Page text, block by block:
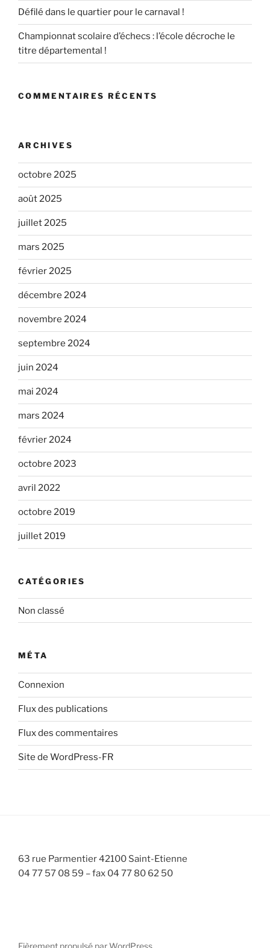
Défilé dans le quartier pour le carnaval !
Championnat scolaire d’échecs : l’école décroche le
titre départemental !
COMMENTAIRES RÉCENTS
ARCHIVES
octobre 2025
août 2025
juillet 2025
mars 2025
février 2025
décembre 2024
novembre 2024
septembre 2024
juin 2024
mai 2024
mars 2024
février 2024
octobre 2023
avril 2022
octobre 2019
juillet 2019
CATÉGORIES
Non classé
MÉTA
Connexion
Flux des publications
Flux des commentaires
Site de WordPress-FR
63 rue Parmentier 42100 Saint-Etienne
04 77 57 08 59 – fax 04 77 80 62 50